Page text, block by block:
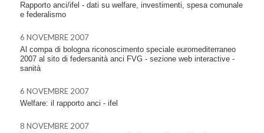
Rapporto anci/ifel - dati su welfare, investimenti, spesa comunale
e federalismo
6 NOVEMBRE 2007
Al compa di bologna riconoscimento speciale euromediterraneo
2007 al sito di federsanità anci FVG - sezione web interactive -
sanità
6 NOVEMBRE 2007
Welfare: il rapporto anci - ifel
8 NOVEMBRE 2007